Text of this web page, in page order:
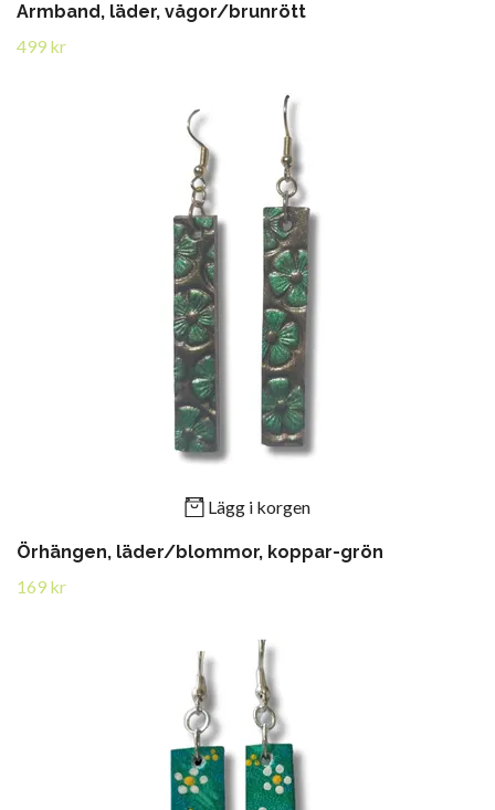
Armband, läder, vågor/brunrött
499 kr
Lägg i korgen
Örhängen, läder/blommor, koppar-grön
169 kr